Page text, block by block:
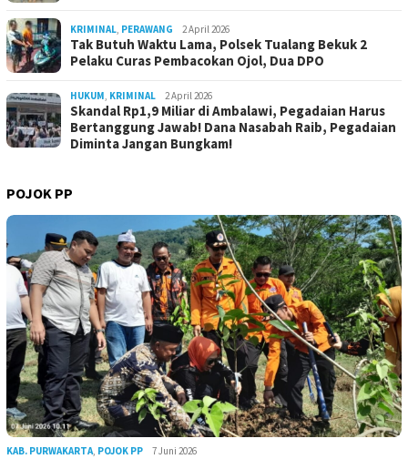
KRIMINAL, PERAWANG 2 April 2026
Tak Butuh Waktu Lama, Polsek Tualang Bekuk 2
Pelaku Curas Pembacokan Ojol, Dua DPO
HUKUM, KRIMINAL 2 April 2026
Skandal Rp1,9 Miliar di Ambalawi, Pegadaian Harus
Bertanggung Jawab! Dana Nasabah Raib, Pegadaian
Diminta Jangan Bungkam!
POJOK PP
KAB. PURWAKARTA, POJOK PP 7 Juni 2026